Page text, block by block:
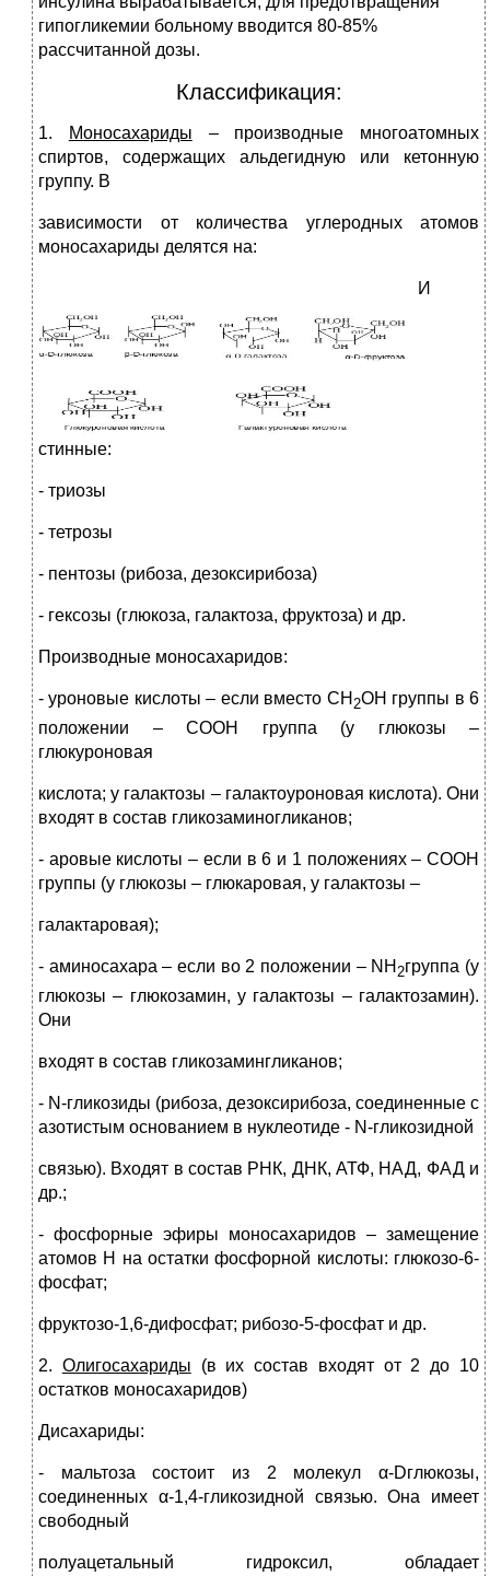
гипогликемии больному вводится 80-85%
рассчитанной дозы.
Классификация:
1. Моносахариды – производные многоатомных
спиртов, содержащих альдегидную или кетонную
группу. В
зависимости от количества углеродных атомов
моносахариды делятся на:
И
стинные:
- триозы
- тетрозы
- пентозы (рибоза, дезоксирибоза)
- гексозы (глюкоза, галактоза, фруктоза) и др.
Производные моносахаридов:
- уроновые кислоты – если вместо СН 2ОН группы в 6
положении – СООН группа (у глюкозы –
глюкуроновая
кислота; у галактозы – галактоуроновая кислота). Они
входят в состав гликозаминогликанов;
- аровые кислоты – если в 6 и 1 положениях – СООН
группы (у глюкозы – глюкаровая, у галактозы –
галактаровая);
- аминосахара – если во 2 положении – NН 2группа (у
глюкозы – глюкозамин, у галактозы – галактозамин).
Они
входят в состав гликозамингликанов;
- N-гликозиды (рибоза, дезоксирибоза, соединенные с
азотистым основанием в нуклеотиде - N-гликозидной
связью). Входят в состав РНК, ДНК, АТФ, НАД, ФАД и
др.;
- фосфорные эфиры моносахаридов – замещение
атомов Н на остатки фосфорной кислоты: глюкозо-6-
фосфат;
фруктозо-1,6-дифосфат; рибозо-5-фосфат и др.
2. Олигосахариды (в их состав входят от 2 до 10
остатков моносахаридов)
Дисахариды:
- мальтоза состоит из 2 молекул α-Dглюкозы,
соединенных α-1,4-гликозидной связью. Она имеет
свободный
полуацетальный гидроксил, обладает